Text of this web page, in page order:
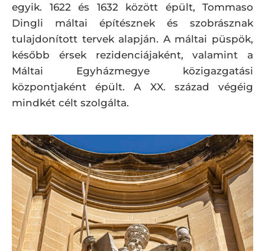
egyik. 1622 és 1632 között épült, Tommaso
Dingli máltai építésznek és szobrásznak
tulajdonított tervek alapján. A máltai püspök,
később érsek rezidenciájaként, valamint a
Máltai Egyházmegye közigazgatási
központjaként épült. A XX. század végéig
mindkét célt szolgálta.